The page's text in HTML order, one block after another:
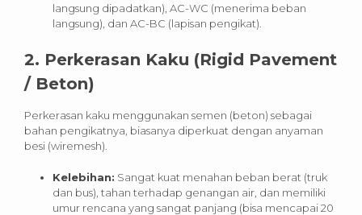
langsung dipadatkan), AC-WC (menerima beban
langsung), dan AC-BC (lapisan pengikat).
2. Perkerasan Kaku (Rigid Pavement
/ Beton)
Perkerasan kaku menggunakan semen (beton) sebagai
bahan pengikatnya, biasanya diperkuat dengan anyaman
besi (wiremesh).
Kelebihan: Sangat kuat menahan beban berat (truk
dan bus), tahan terhadap genangan air, dan memiliki
umur rencana yang sangat panjang (bisa mencapai 20